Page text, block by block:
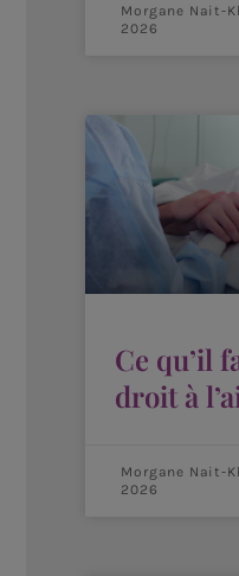
Morgane Nait-
2026
Ce qu’il
droit à
Morgane Nait-
2026